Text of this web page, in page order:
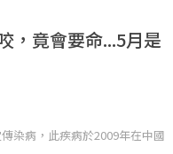
，竟會要命...5月是
染病，此疾病於2009年在中國